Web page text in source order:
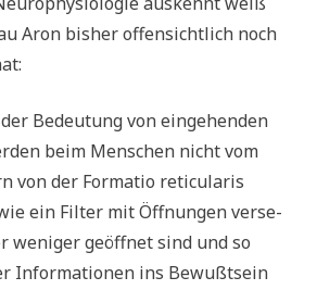
Aron bis­her offen­sicht­lich noch
Bedeu­tung von ein­ge­hen­den
beim Men­schen nicht vom
von der For­ma­tio reti­cu­la­ris
ein Fil­ter mit Öff­nun­gen ver­se­
weni­ger geöff­net sind und so
Infor­ma­tio­nen ins Bewußt­sein